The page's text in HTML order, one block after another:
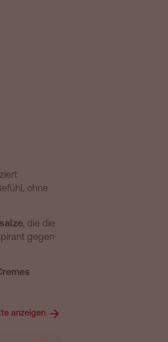
ohne
, die die
gegen
anzeigen